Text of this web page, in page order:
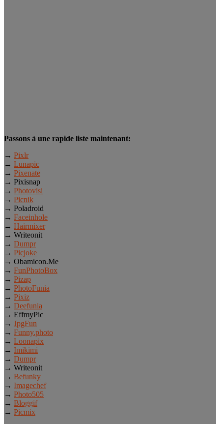
Passons à une rapide liste maintenant:
→ Pixlr
→ Lunapic
→ Pixenate
→ Pixisnap
→ Photovisi
→ Picnik
→ Poladroid
→ Faceinhole
→ Hairmixer
→ Writeonit
→ Dumpr
→ Picjoke
→ Obamicon.Me
→ FunPhotoBox
→ Pizap
→ PhotoFunia
→ Pixiz
→ Deefunia
→ EffmyPic
→ JpgFun
→ Funny.photo
→ Loonapix
→ Imikimi
→ Dumpr
→ Writeonit
→ Befunky
→ Imagechef
→ Photo505
→ Bloggif
→ Picmix